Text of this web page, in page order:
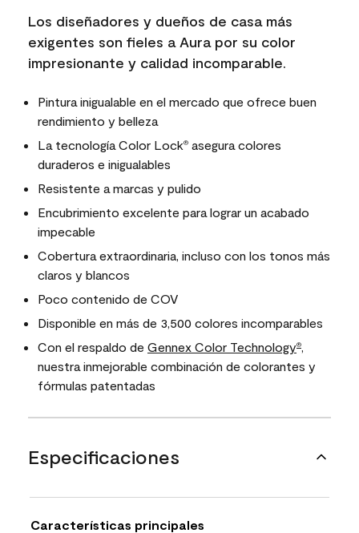
Los diseñadores y dueños de casa más
exigentes son fieles a Aura por su color
impresionante y calidad incomparable.
Pintura inigualable en el mercado que ofrece buen
rendimiento y belleza
La tecnología Color Lock® asegura colores
duraderos e inigualables
Resistente a marcas y pulido
Encubrimiento excelente para lograr un acabado
impecable
Cobertura extraordinaria, incluso con los tonos más
claros y blancos
Poco contenido de COV
Disponible en más de 3,500 colores incomparables
Con el respaldo de Gennex Color Technology®,
nuestra inmejorable combinación de colorantes y
fórmulas patentadas
Especificaciones
Características principales